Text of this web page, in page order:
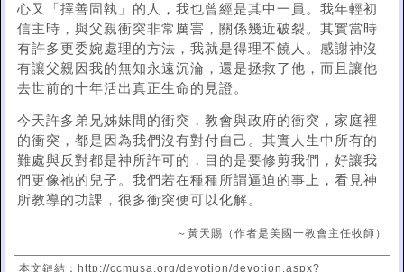
心又「擇善固執」的人，我也曾經是其中一員。我年輕初
信主時，與父親衝突非常厲害，關係幾近破裂。其實當時
有許多更委婉處理的方法，我就是得理不饒人。感謝神沒
有讓父親因我的無知永遠沉淪，還是拯救了他，而且讓他
去世前的十年活出真正生命的見證。
今天許多弟兄姊妹間的衝突，教會與政府的衝突，家庭裡
的衝突，都是因為我們沒有對付自己。其實人生中所有的
難處與反對都是神所許可的，目的是要修剪我們，好讓我
們更像祂的兒子。我們若在種種所謂逼迫的事上，看見神
所教導的功課，很多衝突便可以化解。
～黃天賜（作者是美國一教會主任牧師）
本文鏈結：http://ccmusa.org/devotion/devotion.aspx?